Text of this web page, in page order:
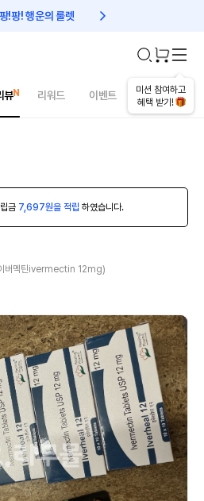
!팡! 행운의 룰렛 친구초대 1만원 리워드!
미션 참여하고
혜택 받기!
뷰 리워드 이벤트 건강매거진
금 7,697원을 적립 하였습니다.
버멕틴ivermectin 12mg)